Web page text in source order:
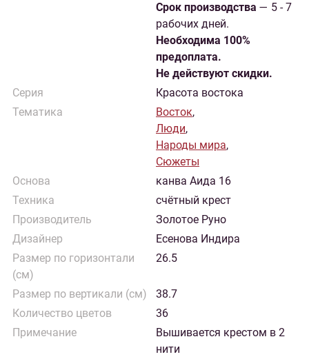
Cрок производства — 5 - 7
рабочих дней.
Необходима 100%
предоплата.
Не действуют скидки.
Серия
Красота востока
Тематика
Восток,
Люди,
Народы мира,
Сюжеты
Основа
канва Аида 16
Техника
счётный крест
Производитель
Золотое Руно
Дизайнер
Есенова Индира
Размер по горизонтали
(см)
26.5
Размер по вертикали (см)
38.7
Количество цветов
36
Примечание
Вышивается крестом в 2
нити